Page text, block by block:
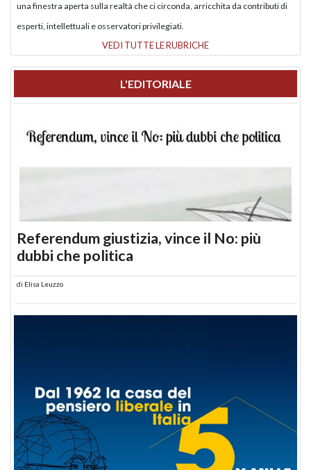
una finestra aperta sulla realtà che ci circonda, arricchita da contributi di
esperti, intellettuali e osservatori privilegiati.
VEDI TUTTE LE RUBRICHE
L'EDITORIALE
Referendum giustizia, vince il No: più
dubbi che politica
di Elisa Leuzzo